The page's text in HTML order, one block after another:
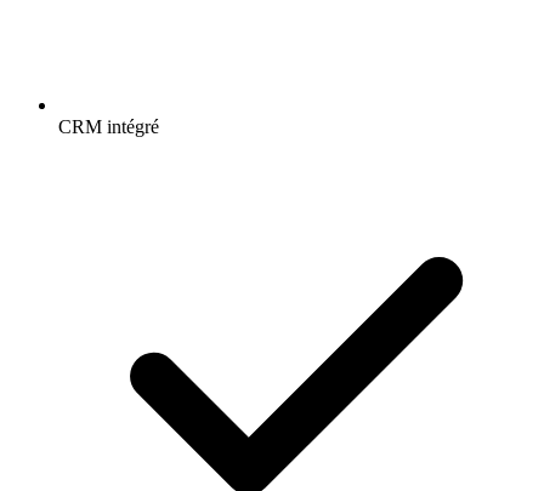
CRM intégré